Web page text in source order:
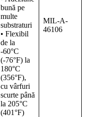
bună pe
multe
substraturi
• Flexibil
de la
-60°C
(-76°F) la
180°C
(356°F),
cu vârfuri
scurte până
la 205°C
(401°F)
MIL-A-
46106